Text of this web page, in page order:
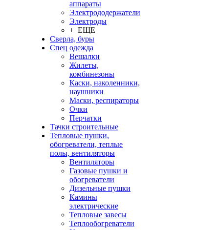
аппараты
Электрододержатели
Электроды
+ ЕЩЕ
Сверла, буры
Спец одежда
Вешалки
Жилеты,
комбинезоны
Каски, наколенники,
наушники
Маски, респираторы
Очки
Перчатки
Тачки строительные
Тепловые пушки,
обогреватели, теплые
полы, вентиляторы
Вентиляторы
Газовые пушки и
обогреватели
Дизельные пушки
Камины
электрические
Тепловые завесы
Теплообогреватели